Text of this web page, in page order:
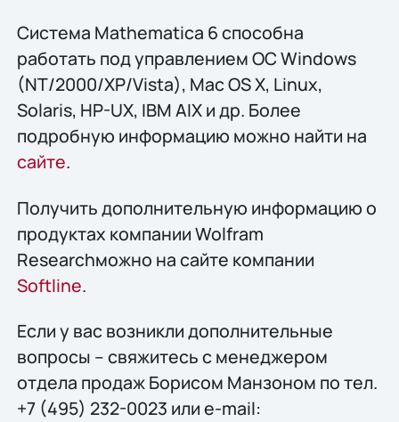
Система Mathematica 6 способна
работать под управлением ОС Windows
(NT/2000/XP/Vista), Mac OS X, Linux,
Solaris, HP-UX, IBM AIX и др. Более
подробную информацию можно найти на
сайте.
Получить дополнительную информацию о
продуктах компании Wolfram
Researchможно на сайте компании
Softline.
Если у вас возникли дополнительные
вопросы – свяжитесь с менеджером
отдела продаж Борисом Манзоном по тел.
+7 (495) 232-0023 или e-mail: